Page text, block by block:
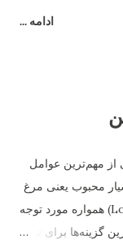
ادامه ...
از مهم‌ترین عوامل
محبوب یعنی مرغ
بلک استار (Black Star) و مرغ لوهمن (Lohmann) همواره مورد توجه
گزینه‌ها برای تولید